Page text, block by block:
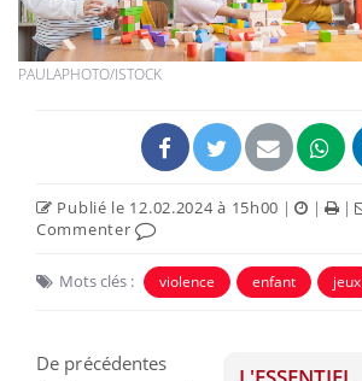
PAULAPHOTO/ISTOCK
Publié le 12.02.2024 à 15h00 | | |
Commenter
Mots clés : violence enfant jeux
De précédentes